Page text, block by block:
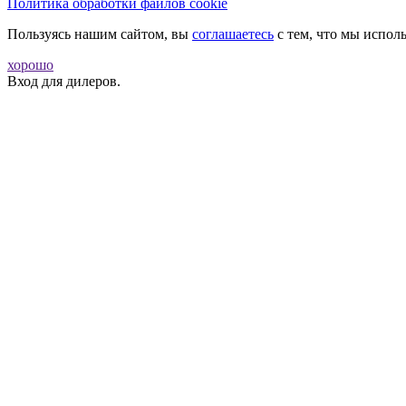
Пользуясь нашим сайтом, вы соглашаетесь с тем, что мы
хорошо
Вход для дилеров.